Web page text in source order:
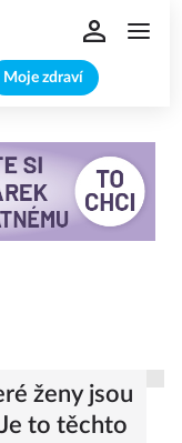
Moje zdraví
ženy jsou
to těchto